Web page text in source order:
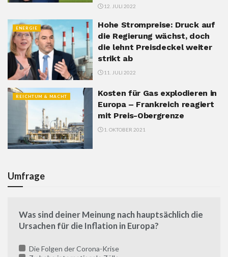
12. JULI 2022
ENERGIE
Hohe Strompreise: Druck auf
die Regierung wächst, doch
die lehnt Preisdeckel weiter
strikt ab
11. JULI 2022
REICHTUM & MACHT
Kosten für Gas explodieren in
Europa – Frankreich reagiert
mit Preis-Obergrenze
1. OKTOBER 2021
Umfrage
Was sind deiner Meinung nach hauptsächlich die
Ursachen für die Inflation in Europa?
Die Folgen der Corona-Krise